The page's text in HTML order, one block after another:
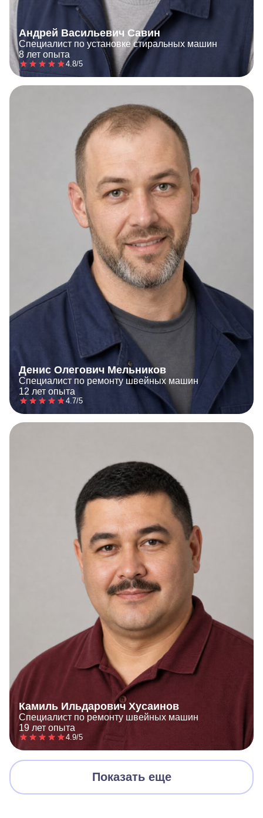
Андрей Васильевич Савин
Специалист по установке стиральных машин
8 лет опыта
4.8/5
Денис Олегович Мельников
Специалист по ремонту швейных машин
12 лет опыта
4.7/5
Камиль Ильдарович Хусаинов
Специалист по ремонту швейных машин
19 лет опыта
4.9/5
Показать еще